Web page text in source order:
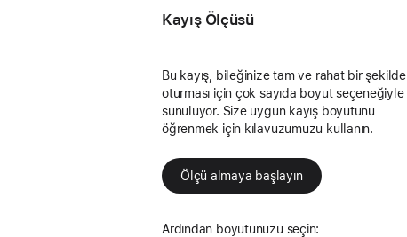
Kayış Ölçüsü
Bu kayış, bileğinize tam ve rahat bir şekilde
oturması için çok sayıda boyut seçeneğiyle
sunuluyor. Size uygun kayış boyutunu
öğrenmek için kılavuzumuzu kullanın.
Ölçü almaya başlayın
Ardından boyutunuzu seçin: